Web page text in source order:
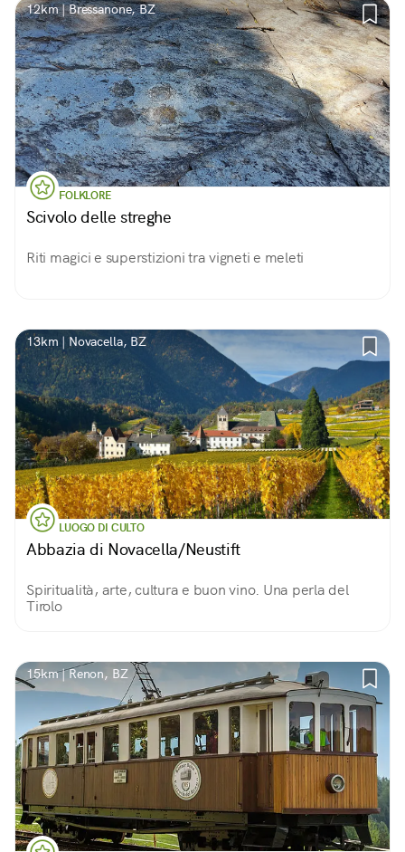
12km | Bressanone, BZ
FOLKLORE
Scivolo delle streghe
Riti magici e superstizioni tra vigneti e meleti
13km | Novacella, BZ
LUOGO DI CULTO
Abbazia di Novacella/Neustift
Spiritualità, arte, cultura e buon vino. Una perla del
Tirolo
15km | Renon, BZ